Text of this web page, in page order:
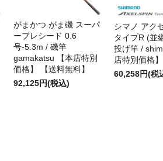
がまかつ がま磯 スーパ
ープレシード 0.6
号-5.3m / 磯竿
gamakatsu 【本店特別
価格】 【送料無料】
92,125円(税込)
シマノ アク
タイプR (並
投げ竿 /
店特別価格】
60,258円(税